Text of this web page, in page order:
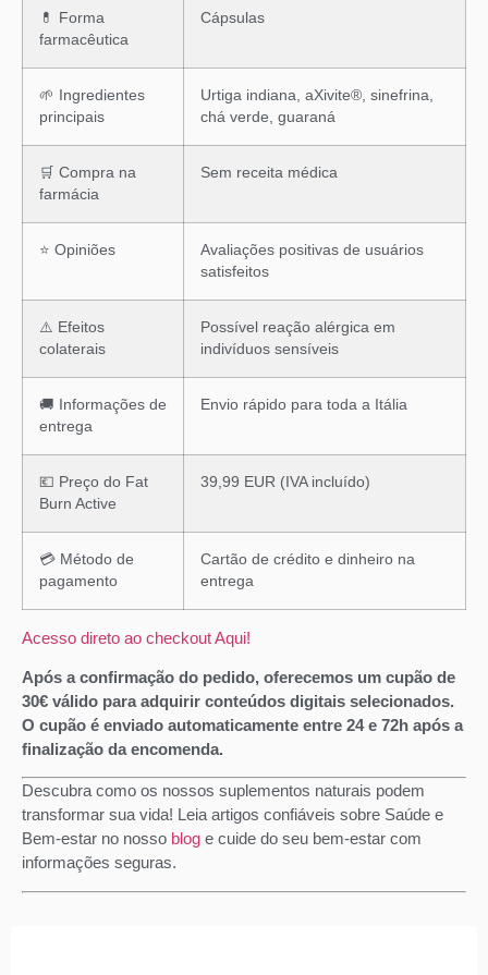
💊 Forma
farmacêutica
Cápsulas
🌱 Ingredientes
principais
Urtiga indiana, aXivite®, sinefrina,
chá verde, guaraná
🛒 Compra na
farmácia
Sem receita médica
⭐ Opiniões
Avaliações positivas de usuários
satisfeitos
⚠️ Efeitos
colaterais
Possível reação alérgica em
indivíduos sensíveis
🚚 Informações de
entrega
Envio rápido para toda a Itália
💶 Preço do Fat
Burn Active
39,99 EUR (IVA incluído)
💳 Método de
pagamento
Cartão de crédito e dinheiro na
entrega
Acesso direto ao checkout Aqui!
Após a confirmação do pedido, oferecemos um cupão de
30€ válido para adquirir conteúdos digitais selecionados.
O cupão é enviado automaticamente entre 24 e 72h após a
finalização da encomenda.
Descubra como os nossos suplementos naturais podem
transformar sua vida! Leia artigos confiáveis sobre Saúde e
Bem-estar no nosso blog e cuide do seu bem-estar com
informações seguras.